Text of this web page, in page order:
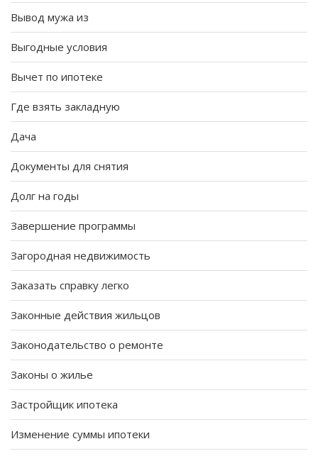
Вывод мужа из
Выгодные условия
Вычет по ипотеке
Где взять закладную
Дача
Документы для снятия
Долг на годы
Завершение программы
Загородная недвижимость
Заказать справку легко
Законные действия жильцов
Законодательство о ремонте
Законы о жилье
Застройщик ипотека
Изменение суммы ипотеки